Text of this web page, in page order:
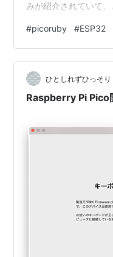
みが紹介されていて
（Yuhei Okazaki）氏
の世界でもRubyが使
rubykaigi.org
境でRubyを動かすた
装です。 通常の
#picoruby #ESP32
ひとしれずひっそり
Raspberry Pi Pico